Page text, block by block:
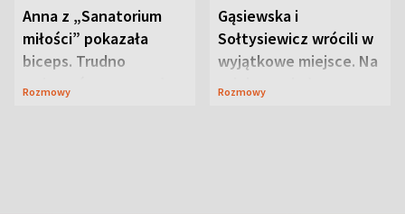
Anna z „Sanatorium
miłości” pokazała
biceps. Trudno
uwierzyć, co przeszła
Rozmowy
Gąsiewska i
Sołtysiewicz wrócili w
wyjątkowe miejsce. Na
szlaku czekał
Rozmowy